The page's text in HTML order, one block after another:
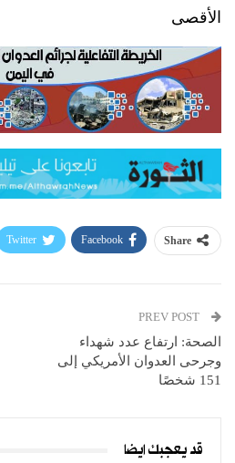
الأقصى
Share
Facebook
Twitter
الصحة: ارتفاع عدد شهداء
وجرحى العدوان الأمريكي إلى
151 شخصًا
قد يعجبك ايضا